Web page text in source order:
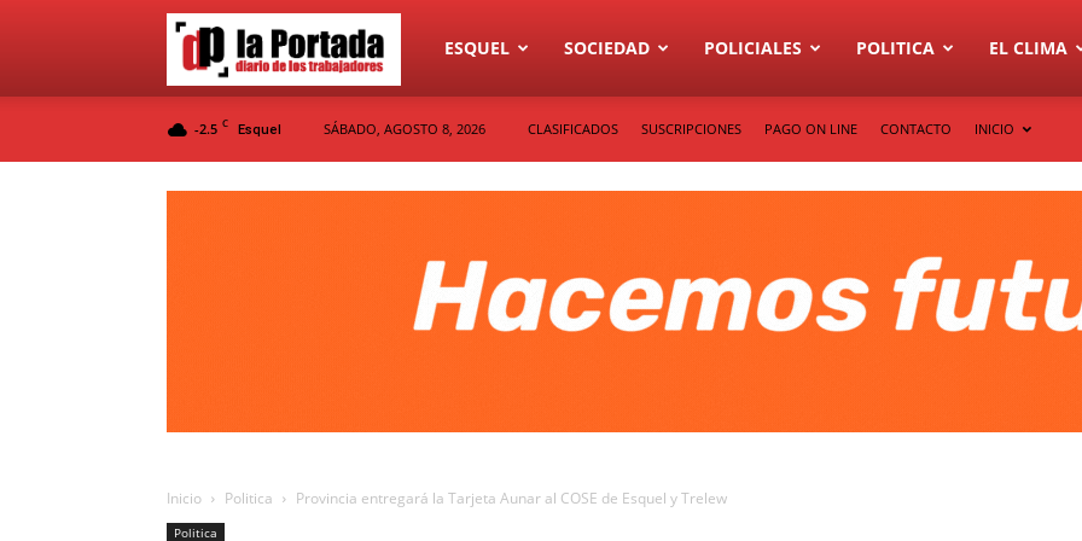
Diario
ESQUEL SOCIEDAD POLICIALES POLITICA EL CLIMA
-2.5 C Esquel SÁBADO, AGOSTO 8, 2026 CLASIFICADOS SUSCRIPCIONES PAGO ON LINE CONTACTO INICIO
Inicio Politica Provincia entregará la Tarjeta Aunar al COSE de Esquel y Trelew
Politica